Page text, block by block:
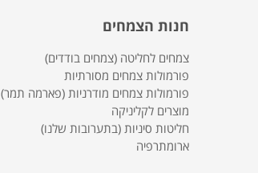
חנות הצמחים
צמחים לחליטה (צמחים בודדים)
פורמולות צמחים מסורתיות
פורמולות צמחים מודרניות (פארמה תמר)
מוצרים לקליניקה
חליטות סיניות (בתערובות שלנו)
ארומתרפיה